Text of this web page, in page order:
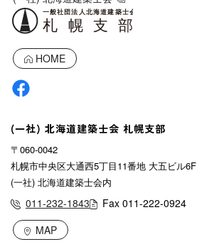
HOME
(一社) 北海道建築士会 札幌支部
〒060-0042
札幌市中央区大通西5丁目11番地 大五ビル6F
(一社) 北海道建築士会内
011-232-1843
Fax 011-222-0924
MAP